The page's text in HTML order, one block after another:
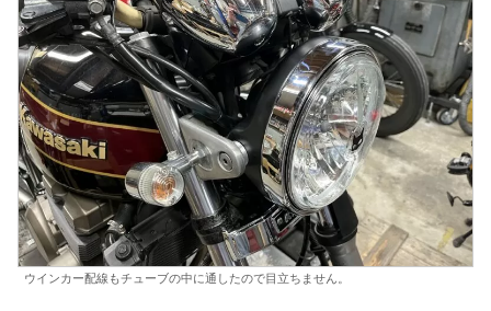
ウインカー配線もチューブの中に通したので目立ちません。